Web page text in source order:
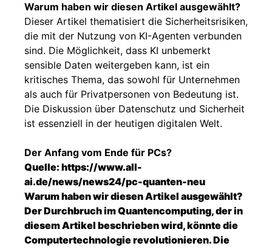
Warum haben wir diesen Artikel ausgewählt?
Dieser Artikel thematisiert die Sicherheitsrisiken,
die mit der Nutzung von KI-Agenten verbunden
sind. Die Möglichkeit, dass KI unbemerkt
sensible Daten weitergeben kann, ist ein
kritisches Thema, das sowohl für Unternehmen
als auch für Privatpersonen von Bedeutung ist.
Die Diskussion über Datenschutz und Sicherheit
ist essenziell in der heutigen digitalen Welt.
Der Anfang vom Ende für PCs?
Quelle: https://www.all-
ai.de/news/news24/pc-quanten-neu
Warum haben wir diesen Artikel ausgewählt?
Der Durchbruch im Quantencomputing, der in
diesem Artikel beschrieben wird, könnte die
Computertechnologie revolutionieren. Die